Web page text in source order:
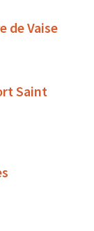
de Vaise
Saint